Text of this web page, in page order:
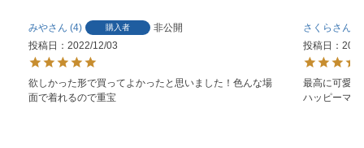
みや 4 購入者
非公開
投稿日
2022/12/03
欲しかった形で買ってよかったと思いました！色んな場
面で着れるので重宝
さくら
投稿日
最高に可愛い
ハッピーマ